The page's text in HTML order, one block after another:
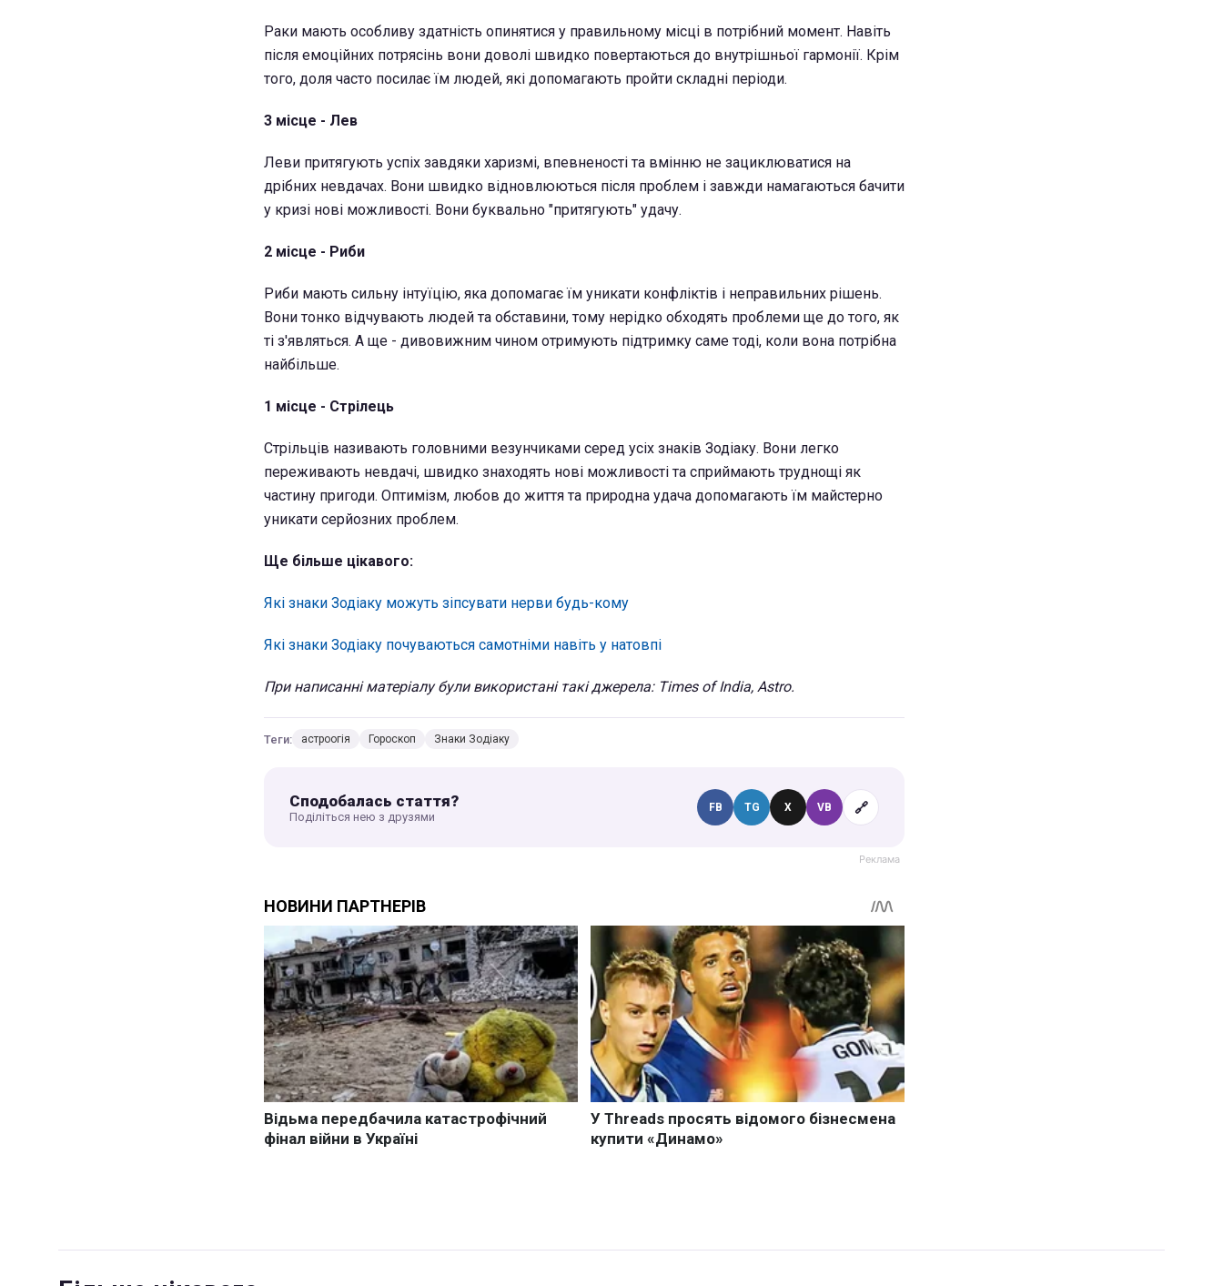
Раки мають особливу здатність опинятися у правильному місці в потрібний момент. Навіть
після емоційних потрясінь вони доволі швидко повертаються до внутрішньої гармонії. Крім
того, доля часто посилає їм людей, які допомагають пройти складні періоди.
3 місце - Лев
Леви притягують успіх завдяки харизмі, впевненості та вмінню не зациклюватися на
дрібних невдачах. Вони швидко відновлюються після проблем і завжди намагаються бачити
у кризі нові можливості. Вони буквально "притягують" удачу.
2 місце - Риби
Риби мають сильну інтуїцію, яка допомагає їм уникати конфліктів і неправильних рішень.
Вони тонко відчувають людей та обставини, тому нерідко обходять проблеми ще до того, як
ті з'являться. А ще - дивовижним чином отримують підтримку саме тоді, коли вона потрібна
найбільше.
1 місце - Стрілець
Стрільців називають головними везунчиками серед усіх знаків Зодіаку. Вони легко
переживають невдачі, швидко знаходять нові можливості та сприймають труднощі як
частину пригоди. Оптимізм, любов до життя та природна удача допомагають їм майстерно
уникати серйозних проблем.
Ще більше цікавого:
Які знаки Зодіаку можуть зіпсувати нерви будь-кому
Які знаки Зодіаку почуваються самотніми навіть у натовпі
При написанні матеріалу були використані такі джерела: Times of India, Astro.
Теги: астроогія Гороскоп Знаки Зодіаку
Сподобалась стаття?
Поділіться нею з друзями
FB TG X VB 🔗